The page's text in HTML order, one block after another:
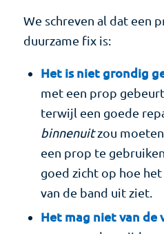
We schreven al dat een
duurzame fix is:
Het is niet grondig
met een prop
terwijl een goede
binnenuitzou
een prop te
goed zicht op hoe
van de band uit ziet.
Het mag niet van de